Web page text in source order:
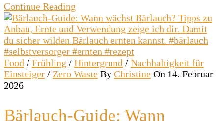
Continue Reading
Food / Frühling / Hintergrund / Nachhaltigkeit für
Einsteiger / Zero Waste By Christine On 14. Februar
2026
Bärlauch-Guide: Wann